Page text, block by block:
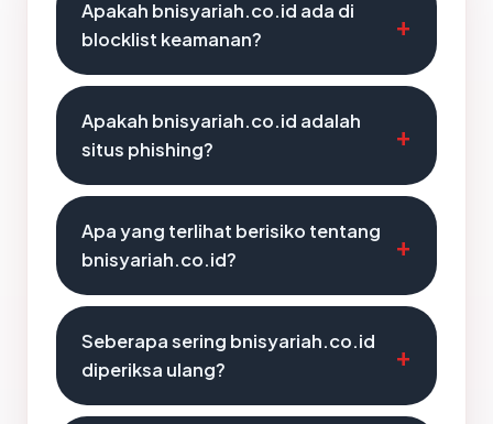
Apakah bnisyariah.co.id ada di
blocklist keamanan?
Apakah bnisyariah.co.id adalah
situs phishing?
Apa yang terlihat berisiko tentang
bnisyariah.co.id?
Seberapa sering bnisyariah.co.id
diperiksa ulang?